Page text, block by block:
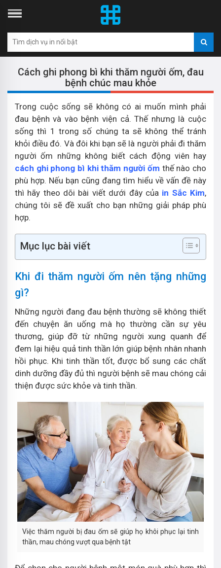
Cách ghi phong bì khi thăm người ốm, đau
bệnh chúc mau khỏe
Trong cuộc sống sẽ không có ai muốn mình phải
đau bệnh và vào bệnh viện cả. Thế nhưng là cuộc
sống thì 1 trong số chúng ta sẽ không thể tránh
khỏi điều đó. Và đôi khi bạn sẽ là người phải đi thăm
người ốm những không biết cách động viên hay
cách ghi phong bì khi thăm người ốm thế nào cho
phù hợp. Nếu bạn cũng đang tìm hiểu về vấn đề này
thì hãy theo dõi bài viết dưới đây của in Sắc Kim,
chúng tôi sẽ đề xuất cho bạn những giải pháp phù
hợp.
Mục lục bài viết
Khi đi thăm người ốm nên tặng những
gì?
Những người đang đau bệnh thường sẽ không thiết
đến chuyện ăn uống mà họ thường cần sự yêu
thương, giúp đỡ từ những người xung quanh để
đem lại hiệu quả tinh thần lớn giúp bệnh nhân nhanh
hồi phục. Khi tinh thần tốt, được bổ sung các chất
dinh dưỡng đầy đủ thì người bệnh sẽ mau chóng cải
thiện được sức khỏe và tinh thần.
Việc thăm người bị đau ốm sẽ giúp họ khôi phục lại tinh
thần, mau chóng vượt qua bệnh tật